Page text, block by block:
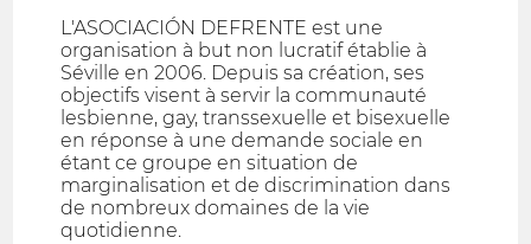
L'ASOCIACIÓN DEFRENTE est une
organisation à but non lucratif établie à
Séville en 2006. Depuis sa création, ses
objectifs visent à servir la communauté
lesbienne, gay, transsexuelle et bisexuelle
en réponse à une demande sociale en
étant ce groupe en situation de
marginalisation et de discrimination dans
de nombreux domaines de la vie
quotidienne.